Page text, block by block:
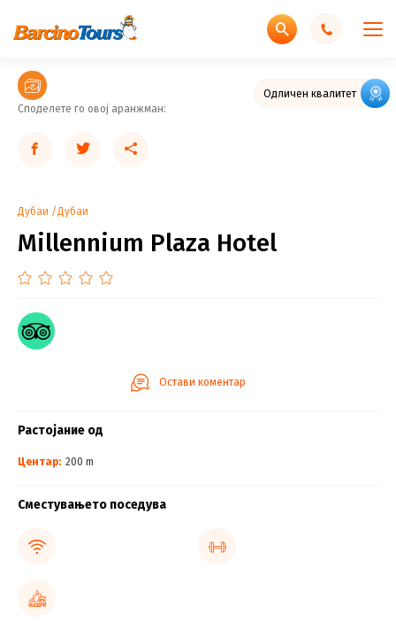
Одличен квалитет
Споделете го овој аранжман:
Дубаи Дубаи
Millennium Plaza Hotel
Остави коментар
Растојание од
Центар: 200 m
Сместувањето поседува